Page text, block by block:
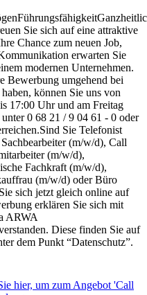
Sie sich auf eine attraktive
Chance zum neuen Job,
erwarten Sie
modernen Unternehmen.
Bewerbung umgehend bei
können Sie uns von
17:00 Uhr und am Freitag
0 68 21 / 9 04 61 - 0 oder
Sie Telefonist
(m/w/d), Call
(m/w/d),
Fachkraft (m/w/d),
(m/w/d) oder Büro
sich jetzt gleich online auf
erklären Sie sich mit
ARWA
Diese finden Sie auf
dem Punkt “Datenschutz”.
hier, um zum Angebot 'Call